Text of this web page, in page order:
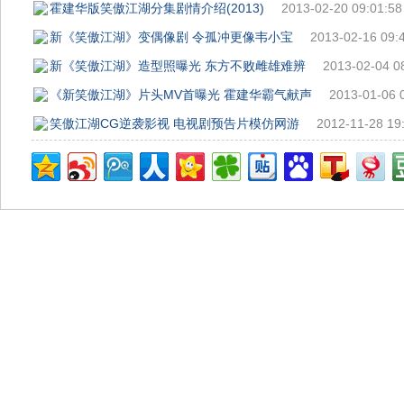
霍建华版笑傲江湖分集剧情介绍(2013)
2013-02-20 09:01:58
新《笑傲江湖》变偶像剧 令孤冲更像韦小宝
2013-02-16
新《笑傲江湖》造型照曝光 东方不败雌雄难辨
2013-02-04
《新笑傲江湖》片头MV首曝光 霍建华霸气献声
2013-01-06
笑傲江湖CG逆袭影视 电视剧预告片模仿网游
2012-11-28